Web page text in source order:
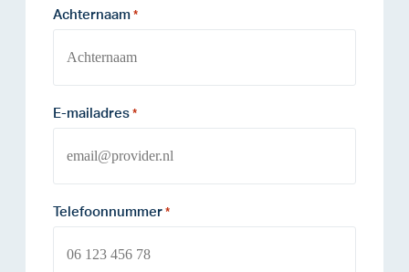
Achternaam *
E-mailadres *
Telefoonnummer *